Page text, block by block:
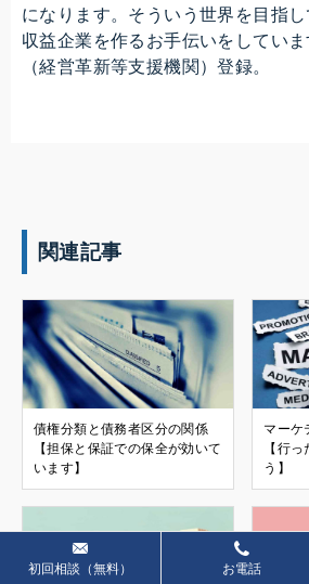
になります。そういう世界を目指
収益企業を作るお手伝いをしてい
（経営革新等支援機関）登録。
関連記事
債権分類と債務者区分の関係
【担保と保証での保全が効いて
います】
マーケ
【行
う】
初回相談（無料） お電話